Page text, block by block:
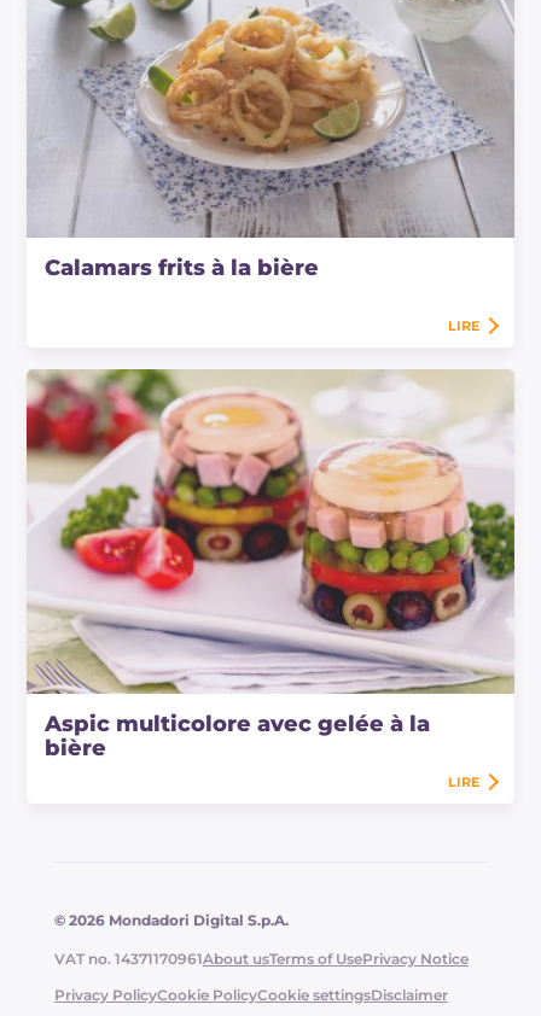
Calamars frits à la bière
LIRE
Aspic multicolore avec gelée à la
bière
LIRE
© 2026 Mondadori Digital S.p.A.
VAT no. 14371170961About usTerms of UsePrivacy Notice
Privacy PolicyCookie PolicyCookie settingsDisclaimer